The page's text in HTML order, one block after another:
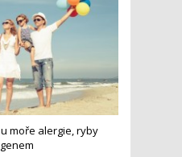
moře alergie, ryby